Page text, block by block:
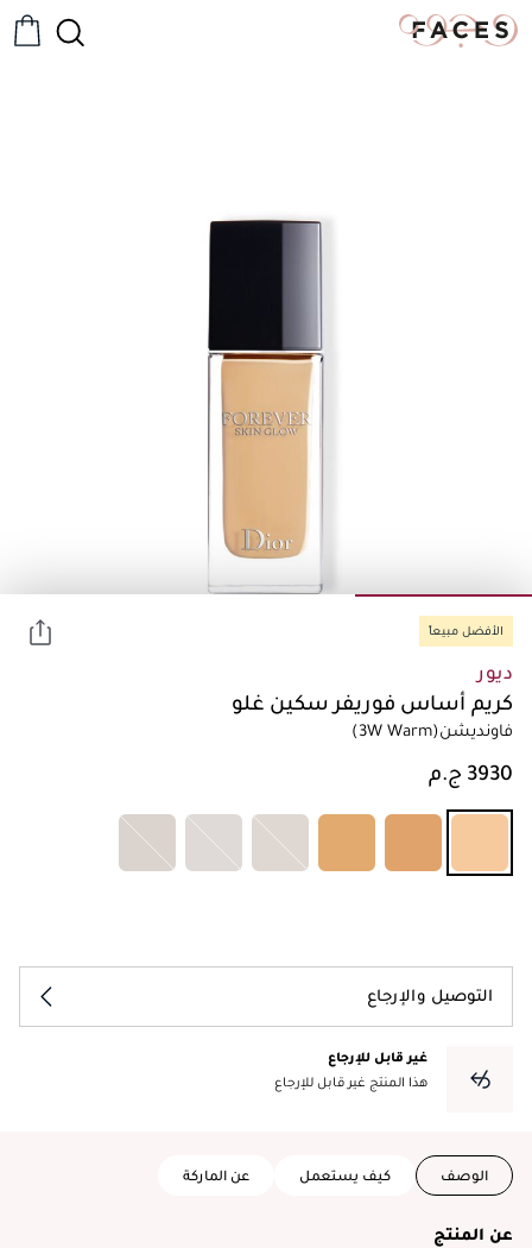
الأفضل مبيعاً
ديور
كريم أساس فوريفر سكين غلو
فاونديشن(3W Warm)
التوصيل والإرجاع
غير قابل للإرجاع
هذا المنتج غير قابل للإرجاع
الوصف كيف يستعمل عن الماركة
عن المنتج